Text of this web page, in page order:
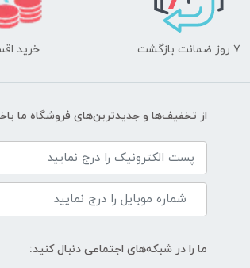
۷ روز ضمانت بازگشت خرید
از تخفیف‌ها و جدیدترین‌های فروشگاه ما
ما را در شبکه‌های اجتماعی دنبال کنید: